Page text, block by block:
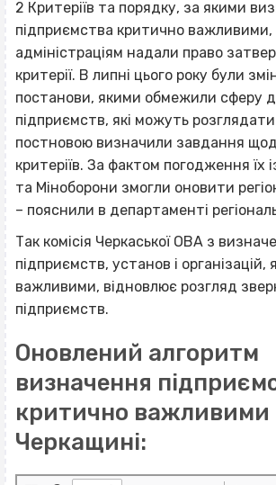
2 Критеріїв та порядку, за якими
підприємства критично важливими,
адміністраціям надали право
критерії. В липні цього року були
постанови, якими обмежили сферу
підприємств, які можуть
постновою визначили завдання
критеріїв. За фактом погодження їх
та Міноборони змогли оновити
– пояснили в департаменті
Так комісія Черкаської ОВА з
підприємств, установ і організацій,
важливими, відновлює розгляд
підприємств.
Оновлений алгоритм
визначення
критично важливими
Черкащині: